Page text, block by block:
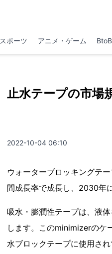
スポーツ アニメ・ゲーム
止水テープの市場
2022-10-04 06:10
ウォーターブロッキングテ
間成長率で成長し、2030年
吸水・膨潤性テープは、液
します。このminimizerのケ
水ブロックテープに使用さ